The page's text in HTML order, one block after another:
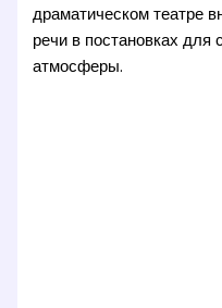
драматическом театре
речи в постановках для
атмосферы.